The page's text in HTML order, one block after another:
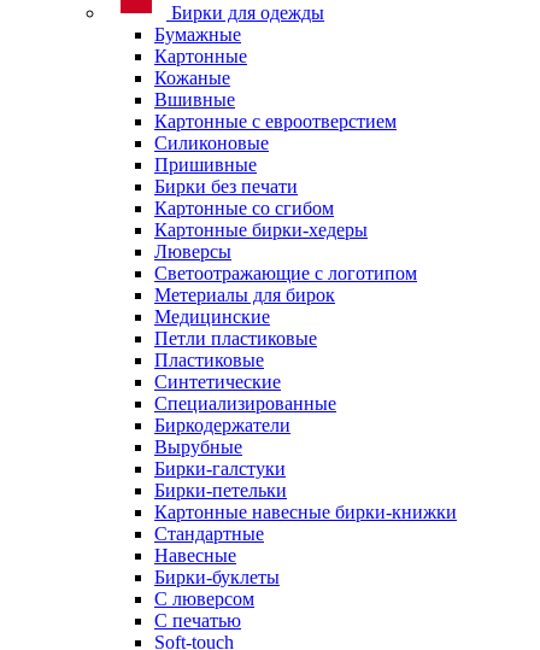
Бирки для одежды
Бумажные
Картонные
Кожаные
Вшивные
Картонные с евроотверстием
Силиконовые
Пришивные
Бирки без печати
Картонные со сгибом
Картонные бирки-хедеры
Люверсы
Светоотражающие с логотипом
Метериалы для бирок
Медицинские
Петли пластиковые
Пластиковые
Синтетические
Специализированные
Биркодержатели
Вырубные
Бирки-галстуки
Бирки-петельки
Картонные навесные бирки-книжки
Стандартные
Навесные
Бирки-буклеты
С люверсом
С печатью
Soft-touch